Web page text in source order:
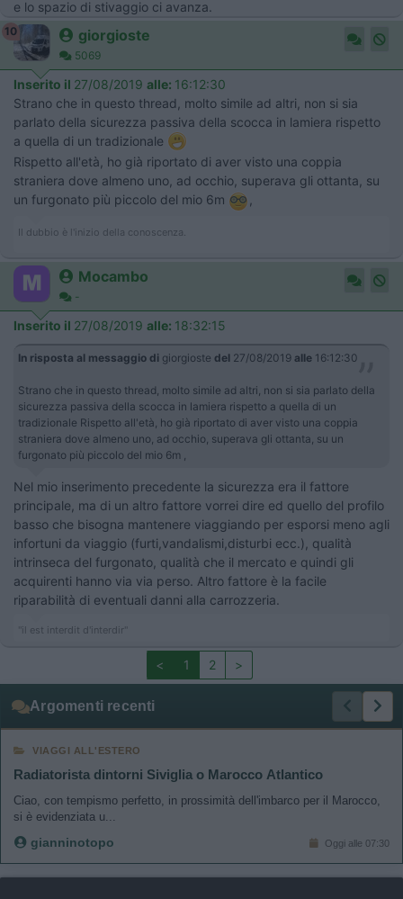
e lo spazio di stivaggio ci avanza.
10 giorgioste
5069
Inserito il 27/08/2019 alle: 16:12:30
Strano che in questo thread, molto simile ad altri, non si sia
parlato della sicurezza passiva della scocca in lamiera rispetto
a quella di un tradizionale
Rispetto all'età, ho già riportato di aver visto una coppia
straniera dove almeno uno, ad occhio, superava gli ottanta, su
un furgonato più piccolo del mio 6m
Il dubbio è l'inizio della conoscenza.
Mocambo
-
Inserito il 27/08/2019 alle: 18:32:15
In risposta al messaggio di giorgioste del 27/08/2019 alle 16:12:30
Strano che in questo thread, molto simile ad altri, non si sia parlato della
sicurezza passiva della scocca in lamiera rispetto a quella di un
tradizionale Rispetto all'età, ho già riportato di aver visto una coppia
straniera dove almeno uno, ad occhio, superava gli ottanta, su un
furgonato più piccolo del mio 6m ,
Nel mio inserimento precedente la sicurezza era il fattore
principale, ma di un altro fattore vorrei dire ed quello del profilo
basso che bisogna mantenere viaggiando per esporsi meno agli
infortuni da viaggio (furti,vandalismi,disturbi ecc.), qualità
intrinseca del furgonato, qualità che il mercato e quindi gli
acquirenti hanno via via perso. Altro fattore è la facile
riparabilità di eventuali danni alla carrozzeria.
"il est interdit d'interdir"
< 1 2 >
Argomenti recenti
VIAGGI ALL'ESTERO
Radiatorista dintorni Siviglia o Marocco Atlantico
Ciao, con tempismo perfetto, in prossimità dell'imbarco per il Marocco,
si è evidenziata u...
gianninotopo Oggi alle 07:30